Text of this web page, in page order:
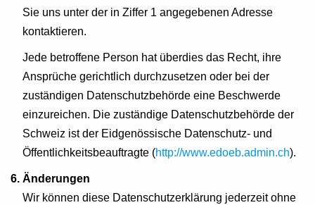
Sie uns unter der in Ziffer 1 angegebenen Adresse
kontaktieren.
Jede betroffene Person hat überdies das Recht, ihre
Ansprüche gerichtlich durchzusetzen oder bei der
zuständigen Datenschutzbehörde eine Beschwerde
einzureichen. Die zuständige Datenschutzbehörde der
Schweiz ist der Eidgenössische Datenschutz- und
Öffentlichkeitsbeauftragte (http://www.edoeb.admin.ch).
6. Änderungen
Wir können diese Datenschutzerklärung jederzeit ohne